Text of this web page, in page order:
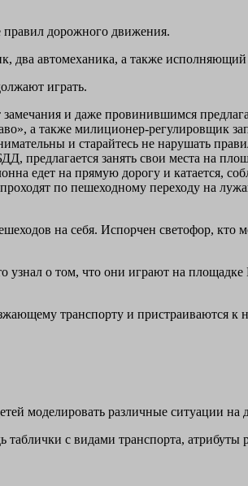
правил дорожного движения.
два автомеханика, а также исполняющий
играть.
и даже провинившимся
а также милиционер-регулировщик
и старайтесь не нарушать
занять свои места на
едет на прямую дорогу и катается,
по пешеходному переходу на
на себя. Испорчен светофор, кто
узнал о том, что они играют на
транспорту и пристраиваются
моделировать различные ситуации на
таблички с видами транспорта,